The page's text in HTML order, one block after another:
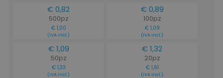
€ 0,82
500pz
€ 1,00
(IVA incl.)
€ 0,89
100pz
€ 1,09
(IVA incl.)
€ 1,09
50pz
€ 1,33
(IVA incl.)
€ 1,32
20pz
€ 1,61
(IVA incl.)